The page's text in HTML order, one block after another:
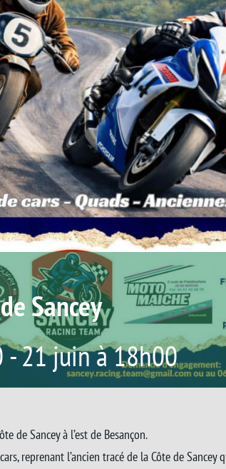
Sancey
-21 juin à 18h00
de Sancey à l’est de Besançon.
reprenant l’ancien tracé de la Côte de Sancey